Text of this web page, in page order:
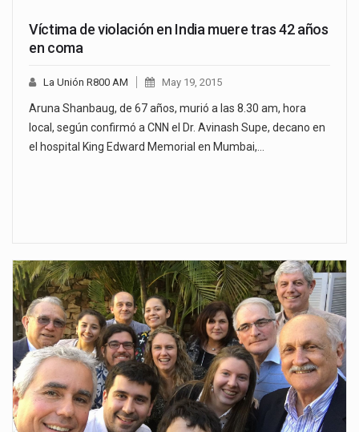
Víctima de violación en India muere tras 42 años
en coma
La Unión R800 AM May 19, 2015
Aruna Shanbaug, de 67 años, murió a las 8.30 am, hora
local, según confirmó a CNN el Dr. Avinash Supe, decano en
el hospital King Edward Memorial en Mumbai,…